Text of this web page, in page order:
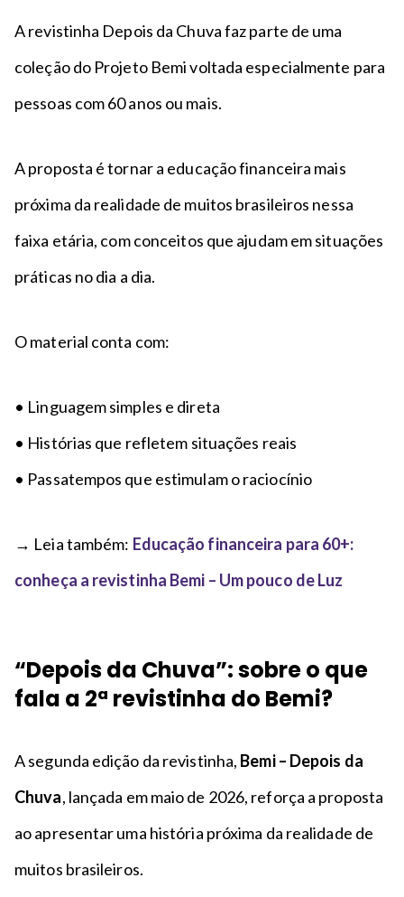
A revistinha Depois da Chuva faz parte de uma
coleção do Projeto Bemi voltada especialmente para
pessoas com 60 anos ou mais.
A proposta é tornar a educação financeira mais
próxima da realidade de muitos brasileiros nessa
faixa etária, com conceitos que ajudam em situações
práticas no dia a dia.
O material conta com:
• Linguagem simples e direta
• Histórias que refletem situações reais
• Passatempos que estimulam o raciocínio
→ Leia também: Educação financeira para 60+:
conheça a revistinha Bemi – Um pouco de Luz
“Depois da Chuva”: sobre o que
fala a 2ª revistinha do Bemi?
A segunda edição da revistinha, Bemi – Depois da
Chuva, lançada em maio de 2026, reforça a proposta
ao apresentar uma história próxima da realidade de
muitos brasileiros.